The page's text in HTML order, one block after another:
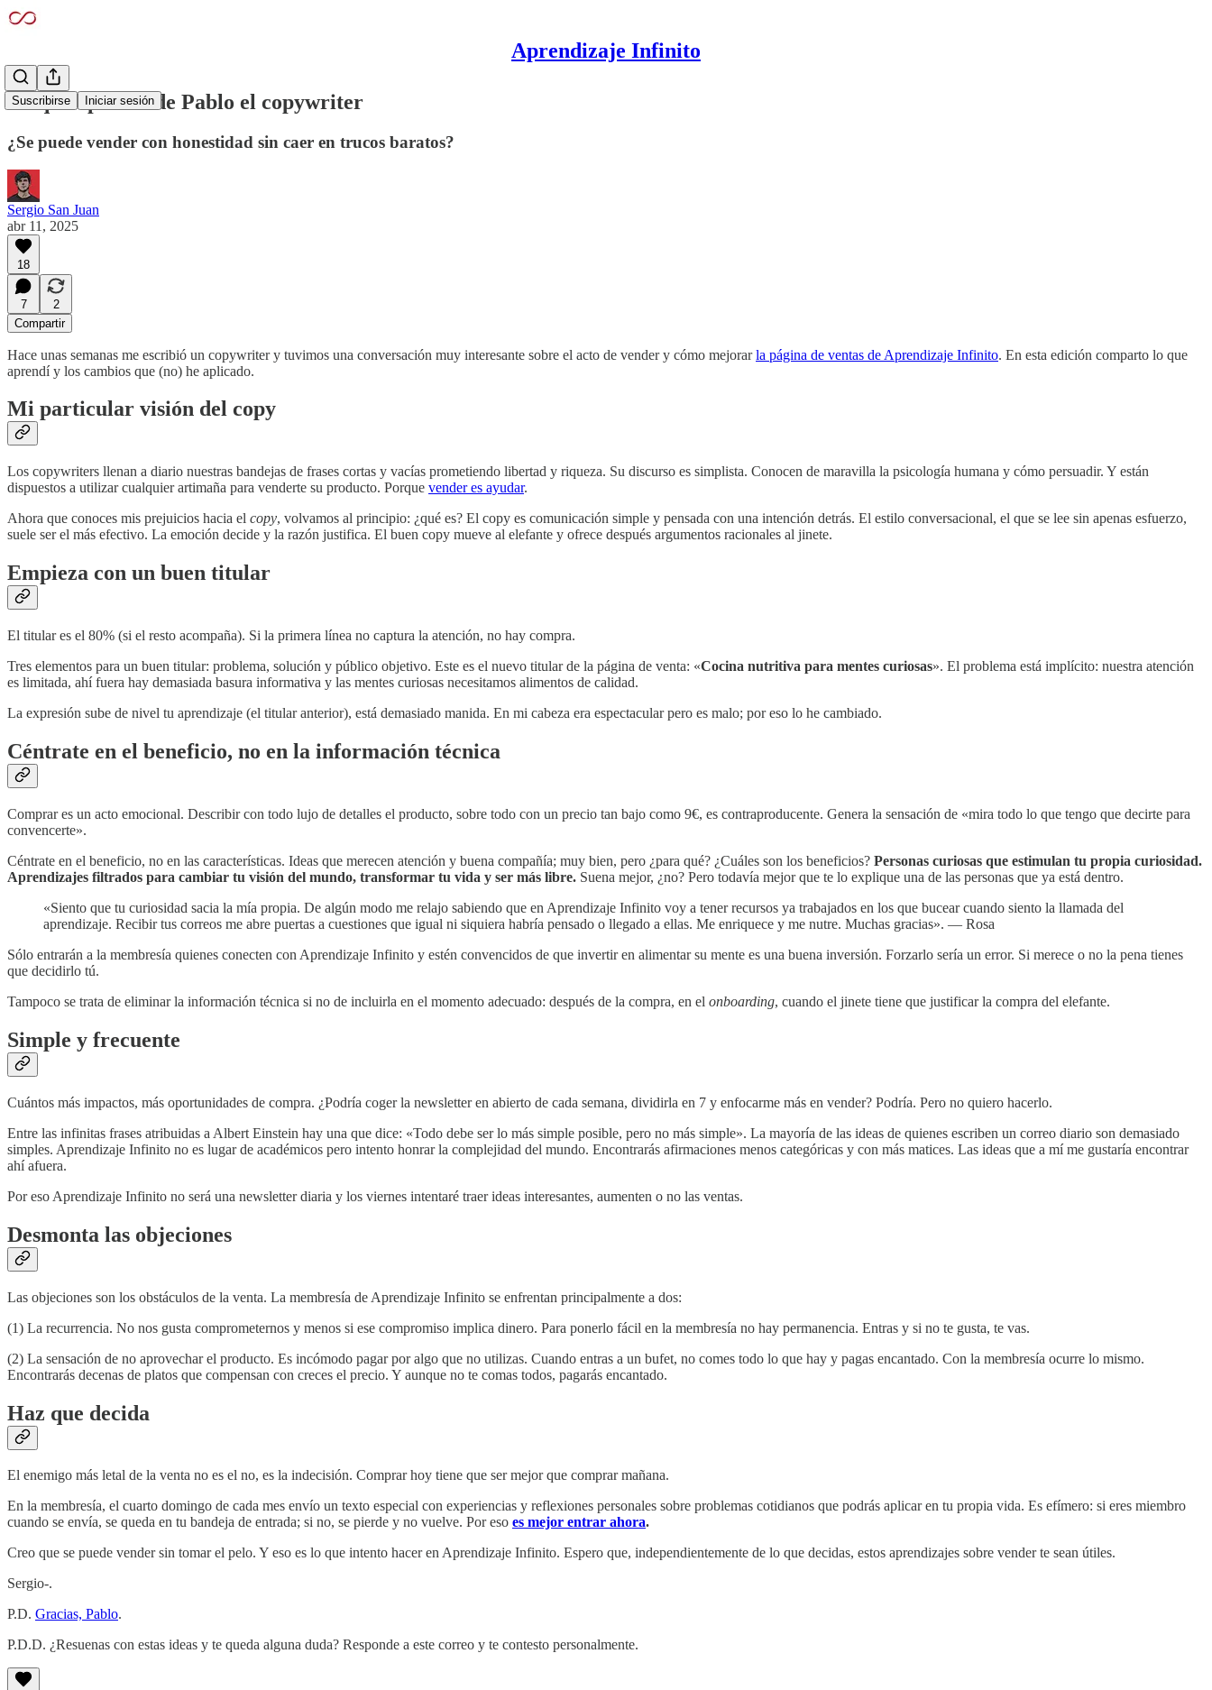
Aprendizaje Infinito
Suscribirse Iniciar sesión
Lo que aprendí de Pablo el copywriter
¿Se puede vender con honestidad sin caer en trucos baratos?
Sergio San Juan
abr 11, 2025
18
7
2
Compartir
Hace unas semanas me escribió un copywriter y tuvimos una conversación muy interesante sobre el acto de vender y cómo mejorarla página de ventas de Aprendizaje Infinito. En esta edición comparto lo que
aprendí y los cambios que (no) he aplicado.
Mi particular visión del copy
Los copywriters llenan a diario nuestras bandejas de frases cortas y vacías prometiendo libertad y riqueza. Su discurso es simplista. Conocen de maravilla la psicología humana y cómo persuadir. Y están
dispuestos a utilizar cualquier artimaña para venderte su producto. Porque vender es ayudar.
Ahora que conoces mis prejuicios hacia el copy, volvamos al principio: ¿qué es? El copy es comunicación simple y pensada con una intención detrás. El estilo conversacional, el que se lee sin apenas esfuerzo,
suele ser el más efectivo. La emoción decide y la razón justifica. El buen copy mueve al elefante y ofrece después argumentos racionales al jinete.
Empieza con un buen titular
El titular es el 80% (si el resto acompaña). Si la primera línea no captura la atención, no hay compra.
Tres elementos para un buen titular: problema, solución y público objetivo. Este es el nuevo titular de la página de venta: «Cocina nutritiva para mentes curiosas». El problema está implícito: nuestra atención
es limitada, ahí fuera hay demasiada basura informativa y las mentes curiosas necesitamos alimentos de calidad.
La expresión sube de nivel tu aprendizaje (el titular anterior), está demasiado manida. En mi cabeza era espectacular pero es malo; por eso lo he cambiado.
Céntrate en el beneficio, no en la información técnica
Comprar es un acto emocional. Describir con todo lujo de detalles el producto, sobre todo con un precio tan bajo como 9€, es contraproducente. Genera la sensación de «mira todo lo que tengo que decirte para
convencerte».
Céntrate en el beneficio, no en las características. Ideas que merecen atención y buena compañía; muy bien, pero ¿para qué? ¿Cuáles son los beneficios? Personas curiosas que estimulan tu propia curiosidad.
Aprendizajes filtrados para cambiar tu visión del mundo, transformar tu vida y ser más libre. Suena mejor, ¿no? Pero todavía mejor que te lo explique una de las personas que ya está dentro.
«Siento que tu curiosidad sacia la mía propia. De algún modo me relajo sabiendo que en Aprendizaje Infinito voy a tener recursos ya trabajados en los que bucear cuando siento la llamada del
aprendizaje. Recibir tus correos me abre puertas a cuestiones que igual ni siquiera habría pensado o llegado a ellas. Me enriquece y me nutre. Muchas gracias». — Rosa
Sólo entrarán a la membresía quienes conecten con Aprendizaje Infinito y estén convencidos de que invertir en alimentar su mente es una buena inversión. Forzarlo sería un error. Si merece o no la pena tienes
que decidirlo tú.
Tampoco se trata de eliminar la información técnica si no de incluirla en el momento adecuado: después de la compra, en el onboarding, cuando el jinete tiene que justificar la compra del elefante.
Simple y frecuente
Cuántos más impactos, más oportunidades de compra. ¿Podría coger la newsletter en abierto de cada semana, dividirla en 7 y enfocarme más en vender? Podría. Pero no quiero hacerlo.
Entre las infinitas frases atribuidas a Albert Einstein hay una que dice: «Todo debe ser lo más simple posible, pero no más simple». La mayoría de las ideas de quienes escriben un correo diario son demasiado
simples. Aprendizaje Infinito no es lugar de académicos pero intento honrar la complejidad del mundo. Encontrarás afirmaciones menos categóricas y con más matices. Las ideas que a mí me gustaría encontrar
ahí afuera.
Por eso Aprendizaje Infinito no será una newsletter diaria y los viernes intentaré traer ideas interesantes, aumenten o no las ventas.
Desmonta las objeciones
Las objeciones son los obstáculos de la venta. La membresía de Aprendizaje Infinito se enfrentan principalmente a dos:
(1) La recurrencia. No nos gusta comprometernos y menos si ese compromiso implica dinero. Para ponerlo fácil en la membresía no hay permanencia. Entras y si no te gusta, te vas.
(2) La sensación de no aprovechar el producto. Es incómodo pagar por algo que no utilizas. Cuando entras a un bufet, no comes todo lo que hay y pagas encantado. Con la membresía ocurre lo mismo.
Encontrarás decenas de platos que compensan con creces el precio. Y aunque no te comas todos, pagarás encantado.
Haz que decida
El enemigo más letal de la venta no es el no, es la indecisión. Comprar hoy tiene que ser mejor que comprar mañana.
En la membresía, el cuarto domingo de cada mes envío un texto especial con experiencias y reflexiones personales sobre problemas cotidianos que podrás aplicar en tu propia vida. Es efímero: si eres miembro
cuando se envía, se queda en tu bandeja de entrada; si no, se pierde y no vuelve. Por eso es mejor entrar ahora.
Creo que se puede vender sin tomar el pelo. Y eso es lo que intento hacer en Aprendizaje Infinito. Espero que, independientemente de lo que decidas, estos aprendizajes sobre vender te sean útiles.
Sergio-.
P.D. Gracias, Pablo.
P.D.D. ¿Resuenas con estas ideas y te queda alguna duda? Responde a este correo y te contesto personalmente.